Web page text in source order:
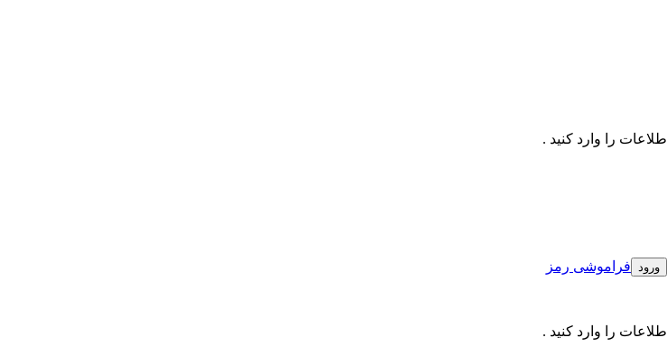
اطلاعات را وارد کنید .
فراموشی رمز
اطلاعات را وارد کنید .